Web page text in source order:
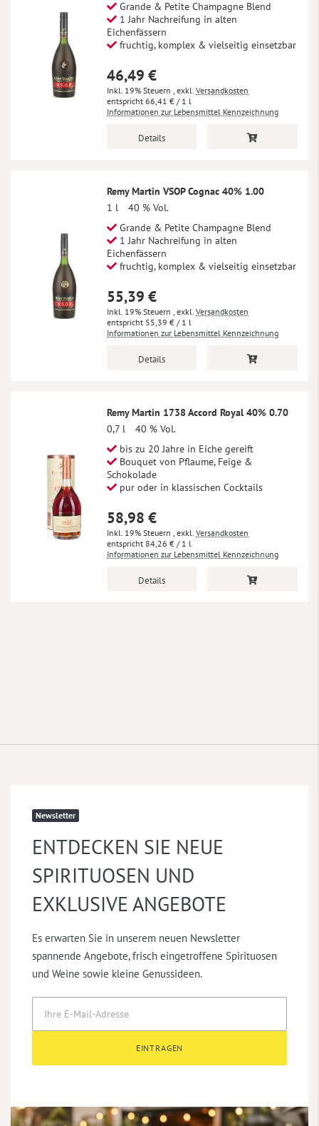
Grande & Petite Champagne Blend
1 Jahr Nachreifung in alten
Eichenfässern
fruchtig, komplex & vielseitig einsetzbar
46,49 €
Inkl. 19% Steuern , exkl. Versandkosten
66,41 € / 1 l
Informationen zur Lebensmittel Kennzeichnung
Details
Remy Martin VSOP Cognac 40% 1.00
1 l
40 % Vol.
Grande & Petite Champagne Blend
1 Jahr Nachreifung in alten
Eichenfässern
fruchtig, komplex & vielseitig einsetzbar
55,39 €
Inkl. 19% Steuern , exkl. Versandkosten
55,39 € / 1 l
Informationen zur Lebensmittel Kennzeichnung
Details
Remy Martin 1738 Accord Royal 40% 0.70
0,7 l
40 % Vol.
bis zu 20 Jahre in Eiche gereift
Bouquet von Pflaume, Feige &
Schokolade
pur oder in klassischen Cocktails
58,98 €
Inkl. 19% Steuern , exkl. Versandkosten
84,26 € / 1 l
Informationen zur Lebensmittel Kennzeichnung
Details
Newsletter
ENTDECKEN SIE NEUE
SPIRITUOSEN UND
EXKLUSIVE ANGEBOTE
Es erwarten Sie in unserem neuen Newsletter
spannende Angebote, frisch eingetroffene Spirituosen
und Weine sowie kleine Genussideen.
EINTRAGEN